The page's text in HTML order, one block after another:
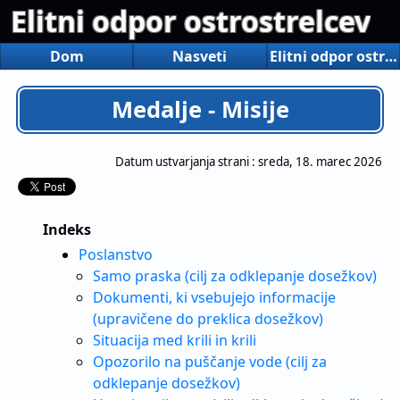
Elitni odpor ostrostrelcev
Dom Nasveti Elitni odpor ostrostrelcev
Medalje - Misije
Datum ustvarjanja strani : sreda, 18. marec 2026
Indeks
Poslanstvo
Samo praska (cilj za odklepanje dosežkov)
Dokumenti, ki vsebujejo informacije
(upravičene do preklica dosežkov)
Situacija med krili in krili
Opozorilo na puščanje vode (cilj za
odklepanje dosežkov)